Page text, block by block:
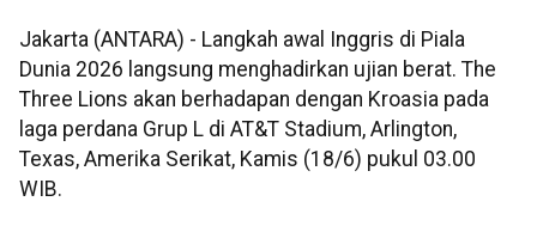
Jakarta (ANTARA) - Langkah awal Inggris di Piala
Dunia 2026 langsung menghadirkan ujian berat. The
Three Lions akan berhadapan dengan Kroasia pada
laga perdana Grup L di AT&T Stadium, Arlington,
Texas, Amerika Serikat, Kamis (18/6) pukul 03.00
WIB.